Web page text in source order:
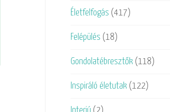
Életfelfogás (417)
Felépülés (18)
Gondolatébresztők (118)
Inspiráló életutak (122)
Interjú (2)